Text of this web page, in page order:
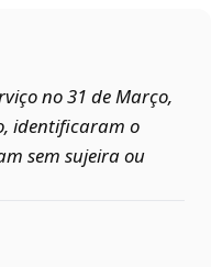
no 31 de Março,
identificaram o
sem sujeira ou